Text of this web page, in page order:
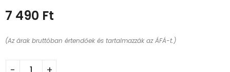
7 490 Ft
(Az árak bruttóban értendőek és tartalmazzák az ÁFÁ-t.)